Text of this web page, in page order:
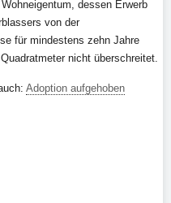
dessen Erwerb
von der
für mindestens zehn Jahre
nicht überschreitet.
Adoption aufgehoben